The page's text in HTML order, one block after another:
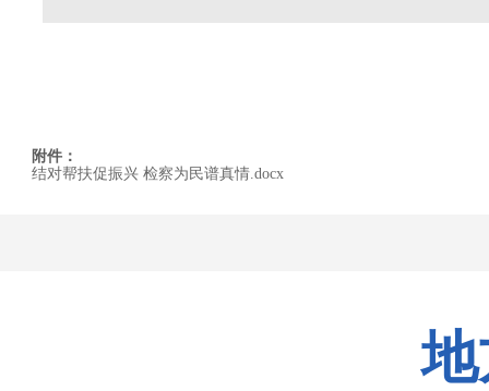
附件：
结对帮扶促振兴 检察为民谱真情.docx